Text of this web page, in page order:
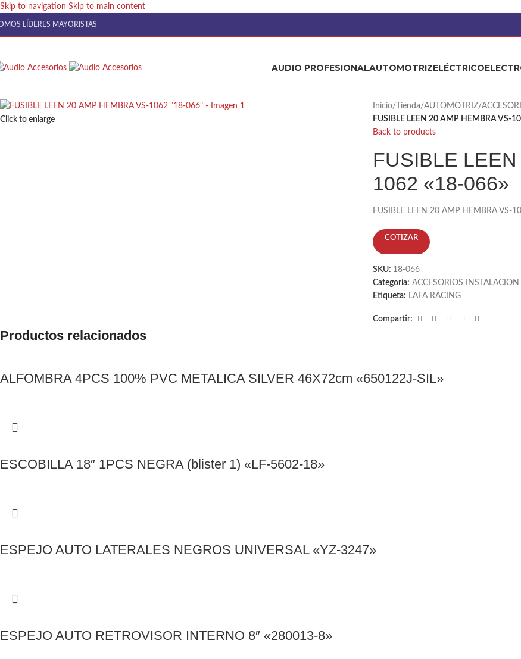
Skip to navigation Skip to main content
LÍDERES MAYORISTAS
AUDIO PROFESIONALAUTOMOTRIZELÉCTRICO
Click to enlarge
Inicio/ Tienda/AUTOMOTRIZ/
FUSIBLE LEEN 20 AMP HEMBRA VS-
Back to products
FUSIBLE
1062 «18-066»
FUSIBLE LEEN 20 AMP HEMBRA VS-
COTIZAR
SKU: 18-066
Categoría: ACCESORIOS INSTALACION
Etiqueta: LAFA RACING
Compartir:
Productos relacionados
ALFOMBRA 4PCS 100% PVC METALICA SILVER 46X72cm «650122J-SIL»
ESCOBILLA 18″ 1PCS NEGRA (blister 1) «LF-5602-18»
ESPEJO AUTO LATERALES NEGROS UNIVERSAL «YZ-3247»
ESPEJO AUTO RETROVISOR INTERNO 8″ «280013-8»